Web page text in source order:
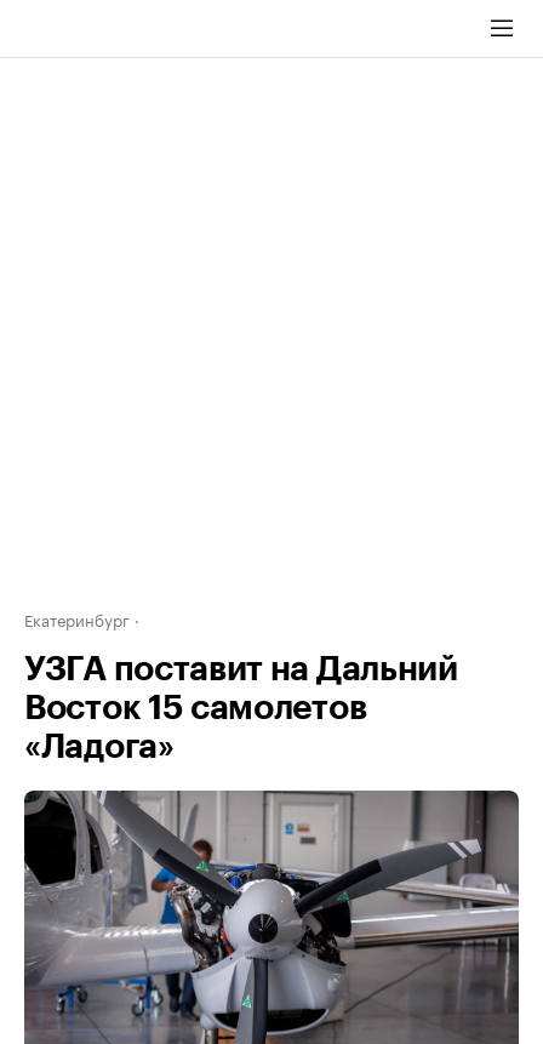
Екатеринбург
УЗГА поставит на Дальний
Восток 15 самолетов
«Ладога»